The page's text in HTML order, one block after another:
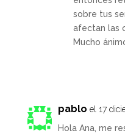
sobre tus
afectan las
Mucho
pablo el 17
Hola Ana, me